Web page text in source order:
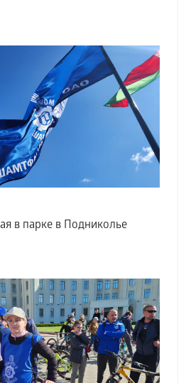
в парке в Подниколье